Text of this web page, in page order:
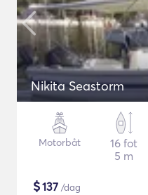
Nikita Seastorm
Motorbåt
16 fot
5 m
$137 /dag